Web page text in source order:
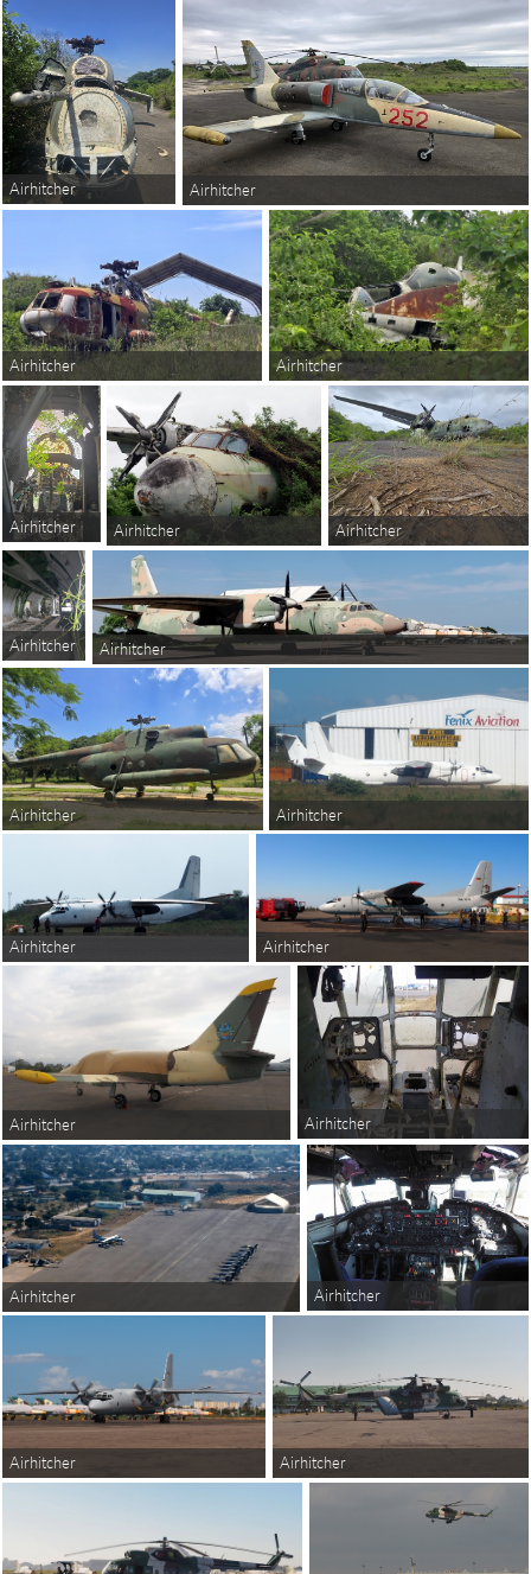
Airhitcher Airhitcher
Airhitcher Airhitcher
Airhitcher Airhitcher Airhitcher
Airhitcher Airhitcher
Airhitcher Airhitcher
Airhitcher Airhitcher
Airhitcher Airhitcher
Airhitcher Airhitcher
Airhitcher Airhitcher